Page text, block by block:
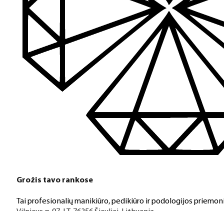
Grožis tavo rankose
Tai profesionalių manikiūro, pedikiūro ir podologijos